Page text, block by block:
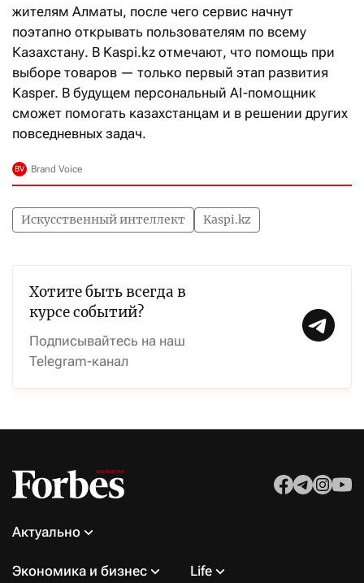
жителям Алматы, после чего сервис начнут
поэтапно открывать пользователям по всему
Казахстану. В Kaspi.kz отмечают, что помощь при
выборе товаров — только первый этап развития
Kasper. В будущем персональный AI-помощник
сможет помогать казахстанцам и в решении других
повседневных задач.
Искусственный интеллект Kaspi.kz
Хотите быть всегда в
курсе событий?
Подписывайтесь на наш
Telegram-канал
Актуально
Экономика и бизнес Life